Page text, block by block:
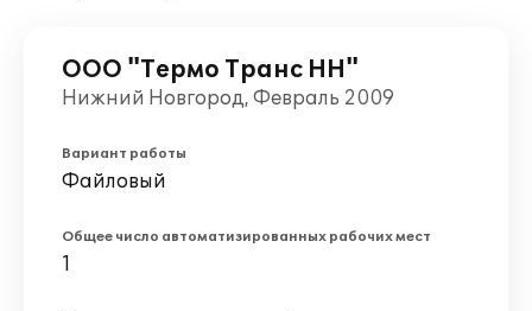
ООО "Термо Транс НН"
Нижний Новгород, Февраль 2009
Вариант работы
Файловый
Общее число автоматизированных рабочих мест
1